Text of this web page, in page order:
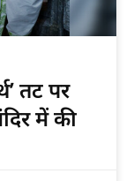
तट पर
में की